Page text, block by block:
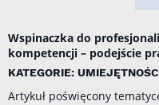
Wspinaczka do
kompetencji – podejście
KATEGORIE:
Artykuł poświęcony